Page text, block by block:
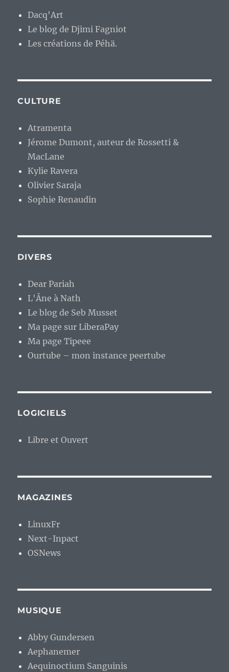
Dacq'Art
Le blog de Djimi Fagniot
Les créations de Péhä.
CULTURE
Atramenta
Jérome Dumont, auteur de Rossetti &
MacLane
Kylie Ravera
Olivier Saraja
Sophie Renaudin
DIVERS
Dear Pariah
L'Âne à Nath
Le blog de Seb Musset
Ma page sur LiberaPay
Ma page Tipeee
Ourtube – mon instance peertube
LOGICIELS
Libre et Ouvert
MAGAZINES
LinuxFr
Next-Inpact
OSNews
MUSIQUE
Abby Gundersen
Aephanemer
Aequinoctium Sanguinis